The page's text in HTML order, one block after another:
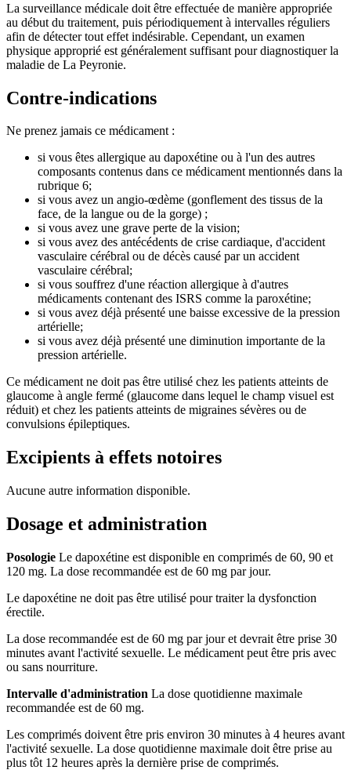
La surveillance médicale doit être effectuée de manière appropriée
au début du traitement, puis périodiquement à intervalles réguliers
afin de détecter tout effet indésirable. Cependant, un examen
physique approprié est généralement suffisant pour diagnostiquer la
maladie de La Peyronie.
Contre-indications
Ne prenez jamais ce médicament :
si vous êtes allergique au dapoxétine ou à l'un des autres
composants contenus dans ce médicament mentionnés dans la
rubrique 6;
si vous avez un angio-œdème (gonflement des tissus de la
face, de la langue ou de la gorge) ;
si vous avez une grave perte de la vision;
si vous avez des antécédents de crise cardiaque, d'accident
vasculaire cérébral ou de décès causé par un accident
vasculaire cérébral;
si vous souffrez d'une réaction allergique à d'autres
médicaments contenant des ISRS comme la paroxétine;
si vous avez déjà présenté une baisse excessive de la pression
artérielle;
si vous avez déjà présenté une diminution importante de la
pression artérielle.
Ce médicament ne doit pas être utilisé chez les patients atteints de
glaucome à angle fermé (glaucome dans lequel le champ visuel est
réduit) et chez les patients atteints de migraines sévères ou de
convulsions épileptiques.
Excipients à effets notoires
Aucune autre information disponible.
Dosage et administration
Posologie Le dapoxétine est disponible en comprimés de 60, 90 et
120 mg. La dose recommandée est de 60 mg par jour.
Le dapoxétine ne doit pas être utilisé pour traiter la dysfonction
érectile.
La dose recommandée est de 60 mg par jour et devrait être prise 30
minutes avant l'activité sexuelle. Le médicament peut être pris avec
ou sans nourriture.
Intervalle d'administration La dose quotidienne maximale
recommandée est de 60 mg.
Les comprimés doivent être pris environ 30 minutes à 4 heures avant
l'activité sexuelle. La dose quotidienne maximale doit être prise au
plus tôt 12 heures après la dernière prise de comprimés.